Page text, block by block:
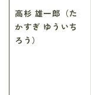
高杉 雄一郎（た
かすぎ ゆういち
ろう）